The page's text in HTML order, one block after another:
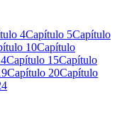
4Capítulo 5Capítulo
10Capítulo
Capítulo 15Capítulo
Capítulo 20Capítulo